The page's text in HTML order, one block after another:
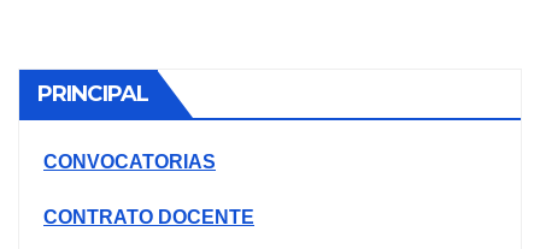
PRINCIPAL
CONVOCATORIAS
CONTRATO DOCENTE